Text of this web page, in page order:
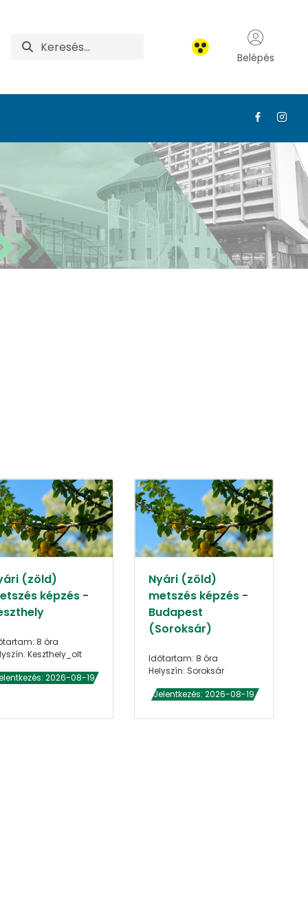
Belépés
(zöld)
képzés -
8 óra
Keszthely_olt
2026-08-19
Nyári (zöld)
metszés képzés -
Budapest
(Soroksár)
Időtartam: 8 óra
Helyszín: Soroksár
Jelentkezés: 2026-08-19